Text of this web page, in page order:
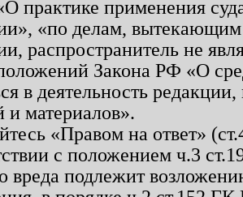
практике применения
«по делам, вытекающим
распространитель не
Закона РФ «О
в деятельность
материалов».
«Правом на ответ»
с положением ч.3
вреда подлежит